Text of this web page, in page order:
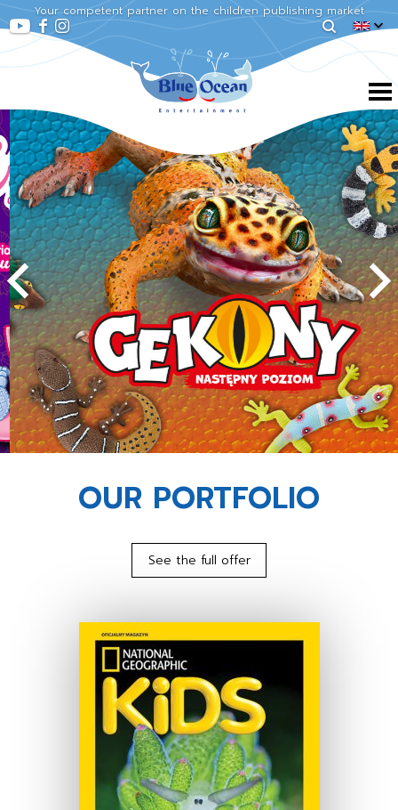
Your competent partner on the children publishing market
OUR PORTFOLIO
See the full offer